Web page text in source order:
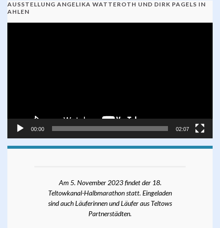
AUSSTELLUNG ANGELIKA WATTEROTH UND DIRK PAGELS IN
AHLEN
00:00 02:07
Am 5. November 2023 findet der 18.
Teltowkanal-Halbmarathon statt. Eingeladen
sind auch Läuferinnen und Läufer aus Teltows
Partnerstädten.